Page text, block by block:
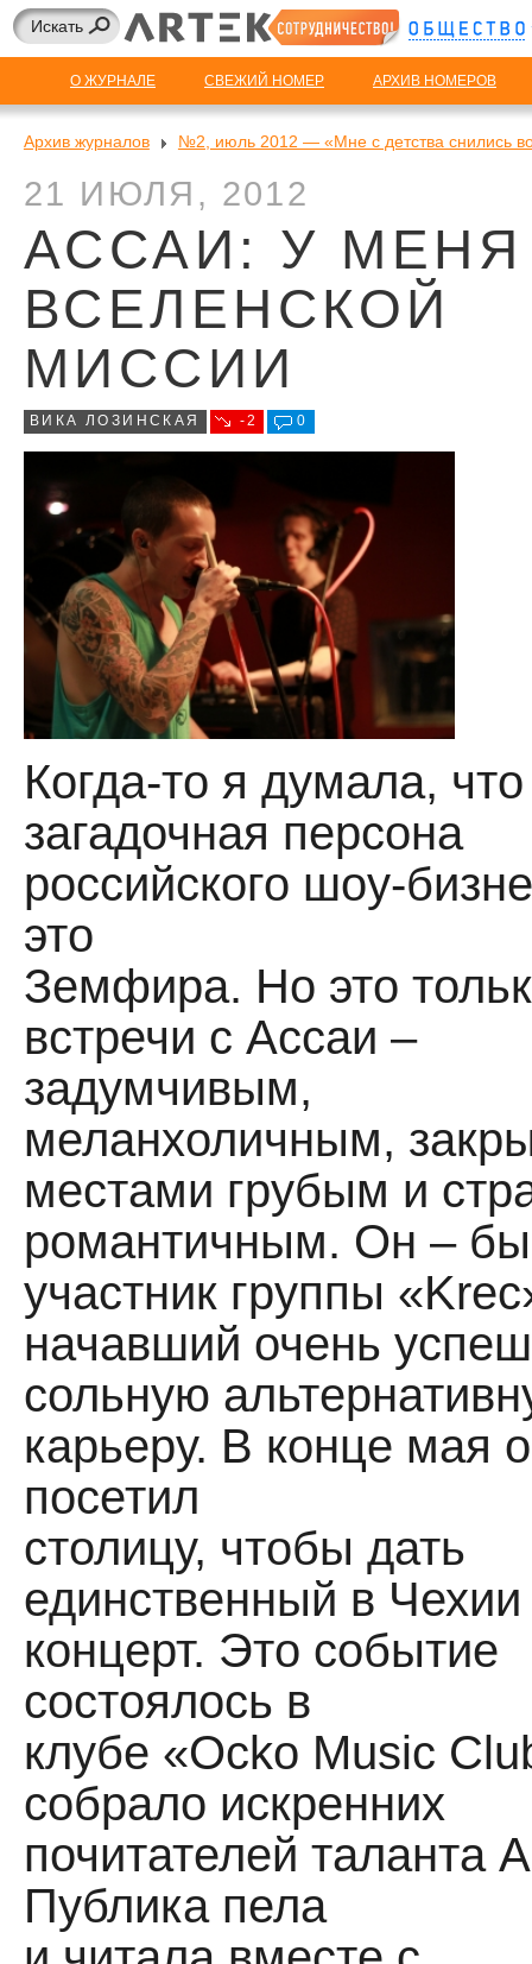
О ЖУРНАЛЕ СВЕЖИЙ НОМЕР АРХИВ НОМЕРОВ
Архив журналов №2, июль 2012 — «Мне с детства снились
21 ИЮЛЯ, 2012
АССАИ: У
ВСЕЛЕНСКОЙ
МИССИИ
ВИКА ЛОЗИНСКАЯ -2 0
Когда-то я думала,
загадочная персона
российского шоу-
это
Земфира. Но это
встречи с Ассаи –
задумчивым,
меланхоличным,
местами грубым и
романтичным. Он –
участник группы
начавший очень
сольную
карьеру. В конце мая
посетил
столицу, чтобы дать
единственный в
концерт. Это событие
состоялось в
клубе «Ocko Music
собрало искренних
почитателей таланта
Публика пела